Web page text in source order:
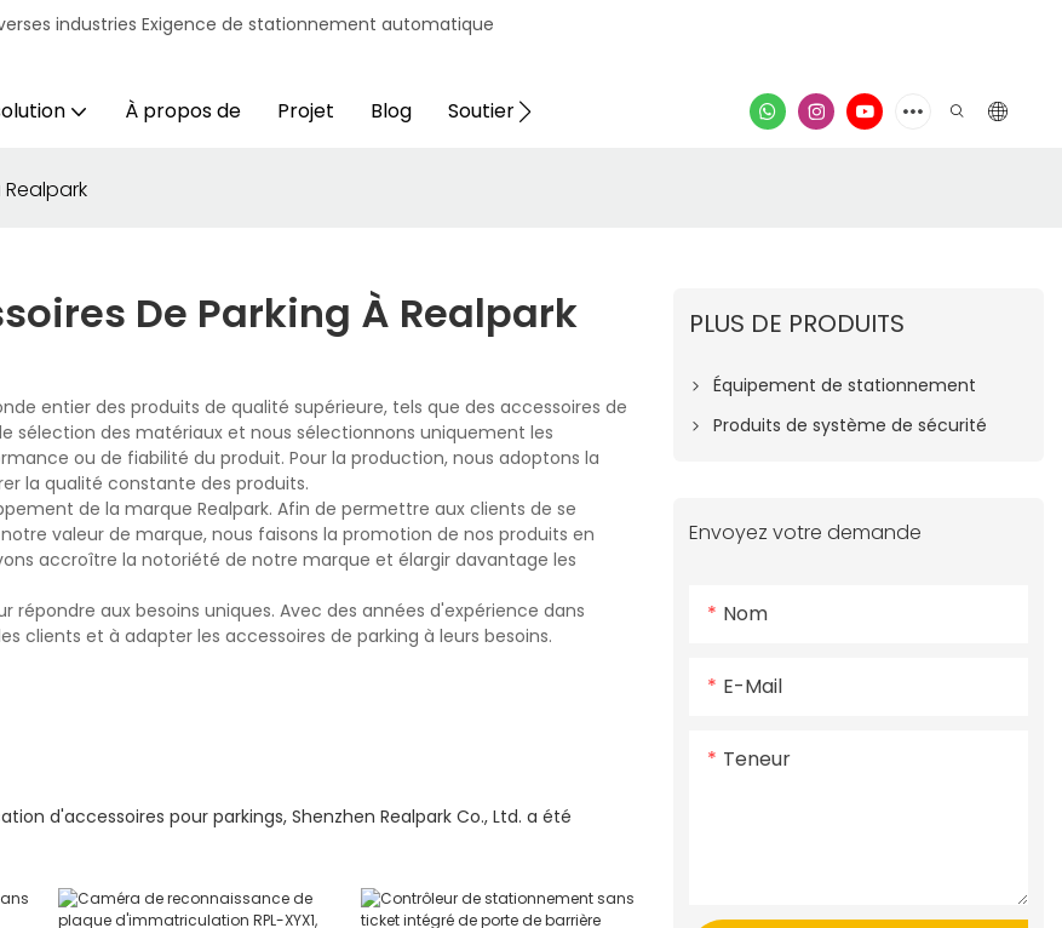
industries Exigence de stationnement automatique
À propos de Projet Blog Soutien vidéo
De Parking À Realpark
entier des produits de qualité supérieure, tels que des accessoires de
sélection des matériaux et nous sélectionnons uniquement les
ou de fiabilité du produit. Pour la production, nous adoptons la
la qualité constante des produits.
de la marque Realpark. Afin de permettre aux clients de se
valeur de marque, nous faisons la promotion de nos produits en
accroître la notoriété de notre marque et élargir davantage les
répondre aux besoins uniques. Avec des années d'expérience dans
clients et à adapter les accessoires de parking à leurs besoins.
d'accessoires pour parkings, Shenzhen Realpark Co., Ltd. a été
PLUS DE PRODUITS
Équipement de stationnement
Produits de système de sécurité
Envoyez votre demande
Nom
E-Mail
Teneur